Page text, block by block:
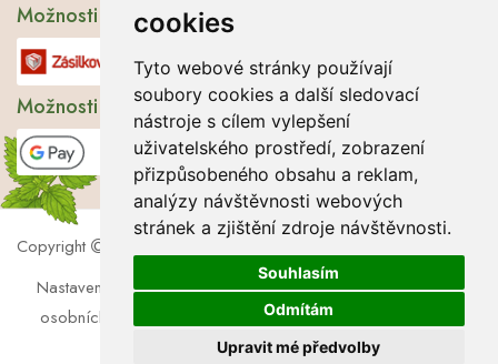
cookies
Tyto webové stránky používají
soubory cookies a další sledovací
nástroje s cílem vylepšení
uživatelského prostředí, zobrazení
přizpůsobeného obsahu a reklam,
analýzy návštěvnosti webových
stránek a zjištění zdroje návštěvnosti.
Souhlasím
Odmítám
Upravit mé předvolby
Možnosti dopravy
Možnosti platby
Copyright
2026 Lbros s.r.o.
Nastavení cookies|Soubory cookies|Zásady zpracování
osobních údajů
Souhlas se zpracováním osobních údajů